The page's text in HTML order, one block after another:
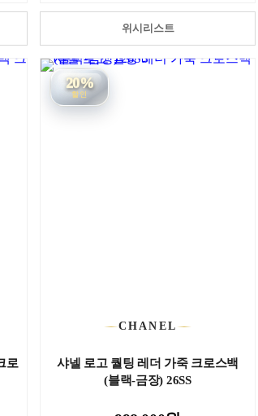
위시리스트
로
20%
할인
CHANEL
샤넬 로고 퀄팅 레더 가죽 크로스백
(블랙-금장) 26SS